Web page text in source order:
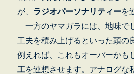
が、 ラジオパーソナリティーを
一方のヤマガラには、地味で
工夫を積み上げるといった頭の
例えれば、これもオーバーかも
工を連想させます。アナログな